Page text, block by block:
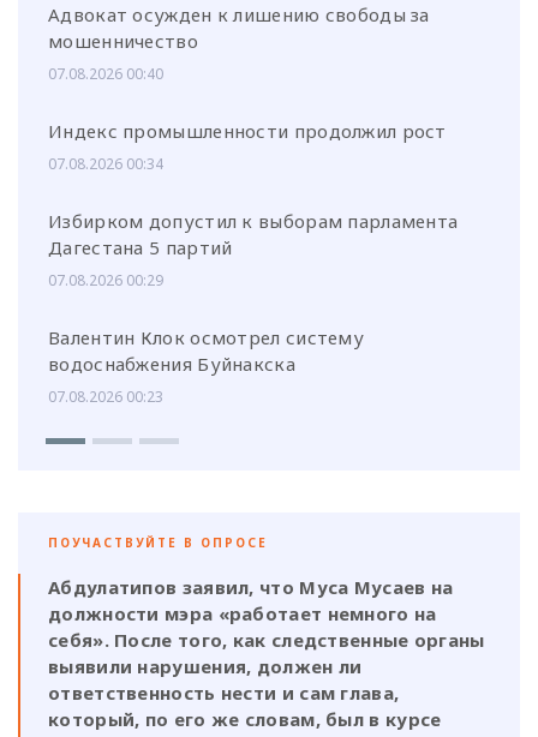
Адвокат осужден к лишению свободы за
мошенничество
07.08.2026 00:40
Индекс промышленности продолжил рост
07.08.2026 00:34
Избирком допустил к выборам парламента
Дагестана 5 партий
07.08.2026 00:29
Валентин Клок осмотрел систему
водоснабжения Буйнакска
07.08.2026 00:23
ПОУЧАСТВУЙТЕ В ОПРОСЕ
Абдулатипов заявил, что Муса Мусаев на
должности мэра «работает немного на
себя». После того, как следственные органы
выявили нарушения, должен ли
ответственность нести и сам глава,
который, по его же словам, был в курсе